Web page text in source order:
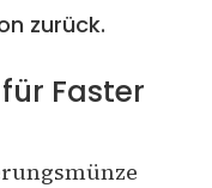
zurück.
Faster